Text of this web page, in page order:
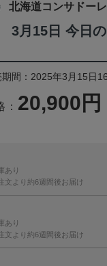
北海道コンサドー
月15日 今日の
期間：2025年3月15日
： 20,900円
あり
文より約6週間後お届け
あり
文より約6週間後お届け